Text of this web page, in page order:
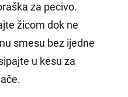
za pecivo.
žicom dok ne
smesu bez ijedne
u kesu za